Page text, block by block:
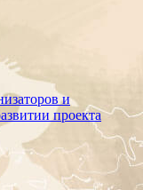
и
проекта